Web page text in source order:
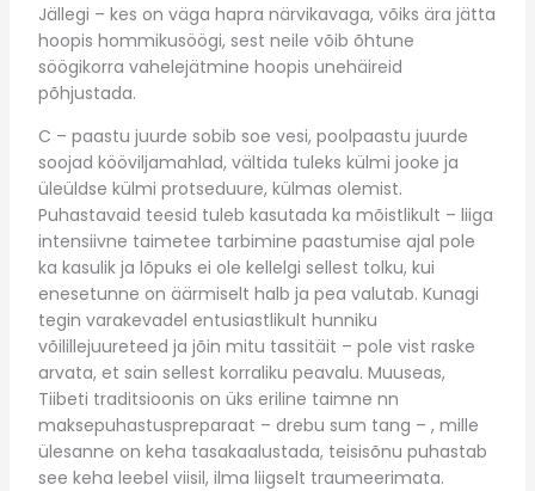
Jällegi – kes on väga hapra närvikavaga, võiks ära jätta
hoopis hommikusöögi, sest neile võib õhtune
söögikorra vahelejätmine hoopis unehäireid
põhjustada.
C – paastu juurde sobib soe vesi, poolpaastu juurde
soojad kööviljamahlad, vältida tuleks külmi jooke ja
üleüldse külmi protseduure, külmas olemist.
Puhastavaid teesid tuleb kasutada ka mõistlikult – liiga
intensiivne taimetee tarbimine paastumise ajal pole
ka kasulik ja lõpuks ei ole kellelgi sellest tolku, kui
enesetunne on äärmiselt halb ja pea valutab. Kunagi
tegin varakevadel entusiastlikult hunniku
võilillejuureteed ja jõin mitu tassitäit – pole vist raske
arvata, et sain sellest korraliku peavalu. Muuseas,
Tiibeti traditsioonis on üks eriline taimne nn
maksepuhastuspreparaat – drebu sum tang – , mille
ülesanne on keha tasakaalustada, teisisõnu puhastab
see keha leebel viisil, ilma liigselt traumeerimata.